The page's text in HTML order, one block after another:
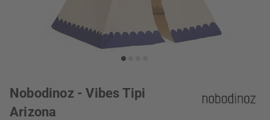
Nobodinoz - Vibes Tipi
Arizona